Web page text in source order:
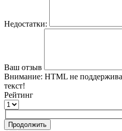
Недостатки:
Ваш отзыв
Внимание: HTML не
текст!
Рейтинг
Продолжить